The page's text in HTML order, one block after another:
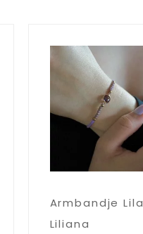
Armbandje Lila
Liliana